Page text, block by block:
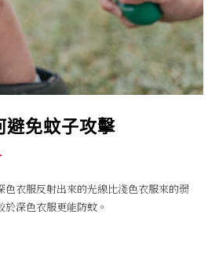
避免蚊子攻擊
色衣服反射出來的光線比淺色衣服來的弱
深色衣服更能防蚊。